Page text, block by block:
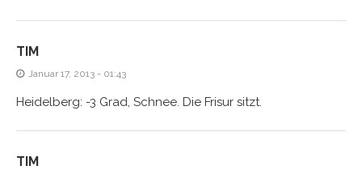
TIM
Januar 17, 2013 - 01:43
Heidelberg: -3 Grad, Schnee. Die Frisur sitzt.
TIM